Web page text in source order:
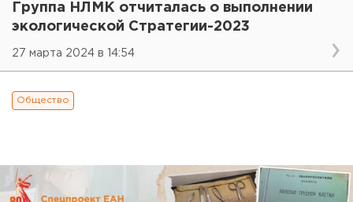
Группа НЛМК отчиталась о выполнении
экологической Стратегии-2023
27 марта 2024 в 14:54
Общество